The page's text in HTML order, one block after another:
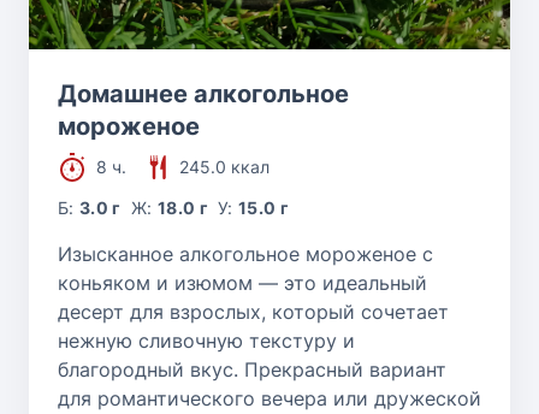
Домашнее алкогольное
мороженое
8 ч.
245.0 ккал
Б:3.0 г Ж: 18.0 г У:15.0 г
Изысканное алкогольное мороженое с
коньяком и изюмом — это идеальный
десерт для взрослых, который сочетает
нежную сливочную текстуру и
благородный вкус. Прекрасный вариант
для романтического вечера или дружеской